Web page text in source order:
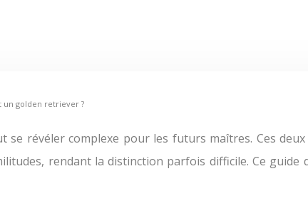
golden retriever ?
rendant la distinction parfois difficile. Ce